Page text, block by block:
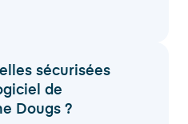
sécurisées
de
Dougs ?